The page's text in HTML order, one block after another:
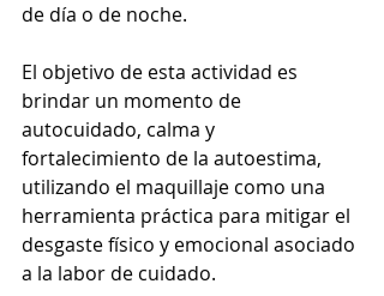
de día o de noche.
El objetivo de esta actividad es
brindar un momento de
autocuidado, calma y
fortalecimiento de la autoestima,
utilizando el maquillaje como una
herramienta práctica para mitigar el
desgaste físico y emocional asociado
a la labor de cuidado.